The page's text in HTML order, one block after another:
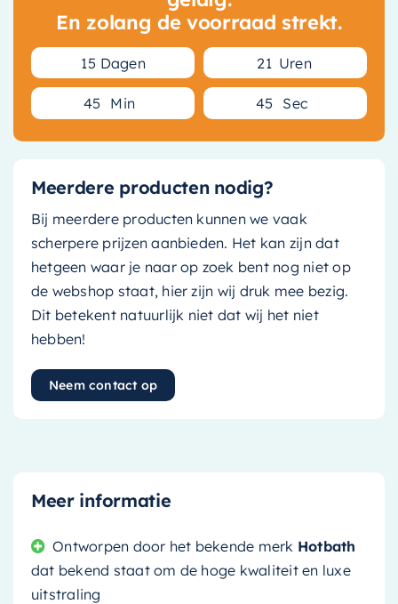
En zolang de voorraad strekt.
15 Dagen 21 Uren
45 Min 45 Sec
Meerdere producten nodig?
Bij meerdere producten kunnen we vaak
scherpere prijzen aanbieden. Het kan zijn dat
hetgeen waar je naar op zoek bent nog niet op
de webshop staat, hier zijn wij druk mee bezig.
Dit betekent natuurlijk niet dat wij het niet
hebben!
Neem contact op
Meer informatie
Ontworpen door het bekende merk Hotbath
dat bekend staat om de hoge kwaliteit en luxe
uitstraling